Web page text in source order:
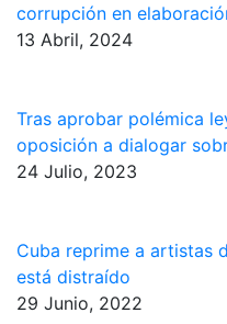
corrupción en
13 Abril, 2024
Tras aprobar polémica
oposición a dialogar
24 Julio, 2023
Cuba reprime a artistas
está distraído
29 Junio, 2022